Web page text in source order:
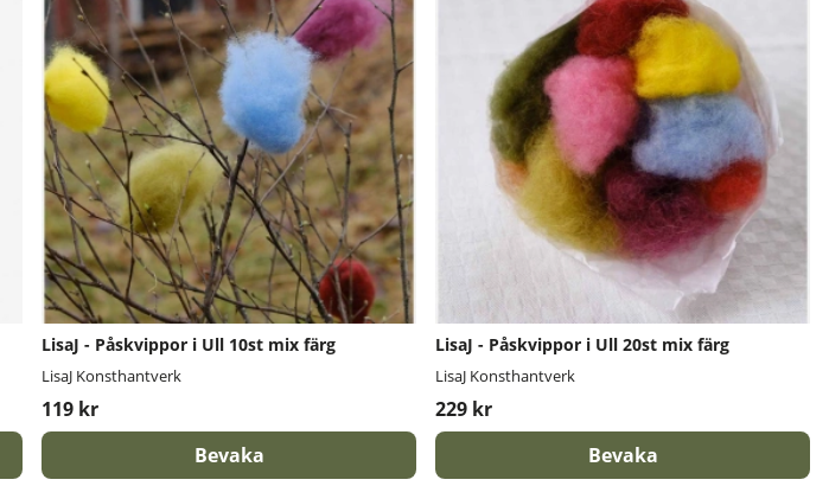
LisaJ - Påskvippor i Ull 10st mix färg
LisaJ Konsthantverk
119 kr
Bevaka
LisaJ - Påskvippor i Ull 20st mix färg
LisaJ Konsthantverk
229 kr
Bevaka